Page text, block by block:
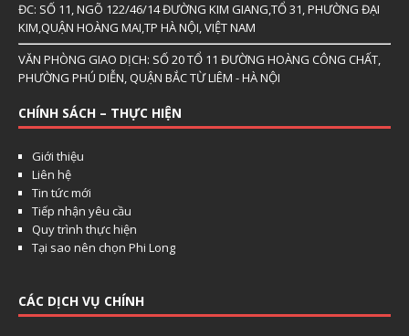
ĐC: SỐ 11, NGÕ 122/46/14 ĐƯỜNG KIM GIANG,TỔ 31, PHƯỜNG ĐẠI
KIM,QUẬN HOÀNG MAI,TP HÀ NỘI, VIỆT NAM
VĂN PHÒNG GIAO DỊCH: SỐ 20 TỔ 11 ĐƯỜNG HOÀNG CÔNG CHẤT,
PHƯỜNG PHÚ DIỄN, QUẬN BẮC TỪ LIÊM - HÀ NỘI
CHÍNH SÁCH – THỰC HIỆN
Giới thiệu
Liên hệ
Tin tức mới
Tiếp nhận yêu cầu
Quy trình thực hiện
Tại sao nên chọn Phi Long
CÁC DỊCH VỤ CHÍNH